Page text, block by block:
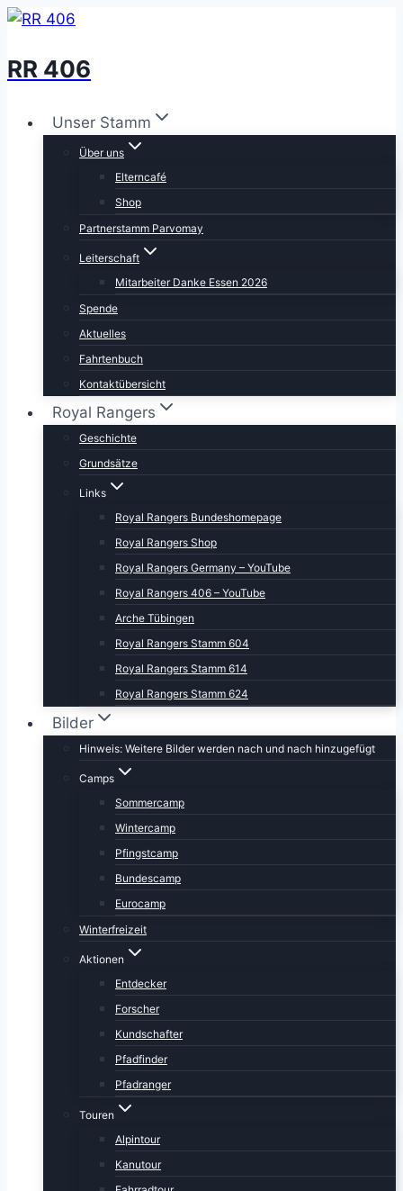
Zum
springen
RR 406
Unser Stamm
Über uns
Elterncafé
Shop
Partnerstamm Parvomay
Leiterschaft
Mitarbeiter Danke Essen 2026
Spende
Aktuelles
Fahrtenbuch
Kontaktübersicht
Royal Rangers
Geschichte
Grundsätze
Links
Royal Rangers Bundeshomepage
Royal Rangers Shop
Royal Rangers Germany – YouTube
Royal Rangers 406 – YouTube
Arche Tübingen
Royal Rangers Stamm 604
Royal Rangers Stamm 614
Royal Rangers Stamm 624
Bilder
Hinweis: Weitere Bilder werden nach und nach hinzugefügt
Camps
Sommercamp
Wintercamp
Pfingstcamp
Bundescamp
Eurocamp
Winterfreizeit
Aktionen
Entdecker
Forscher
Kundschafter
Pfadfinder
Pfadranger
Touren
Alpintour
Kanutour